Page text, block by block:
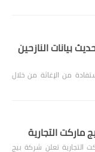
بيانات النازحين
من الإغاثة من خلال
التجارية
تعلن شركة بيج